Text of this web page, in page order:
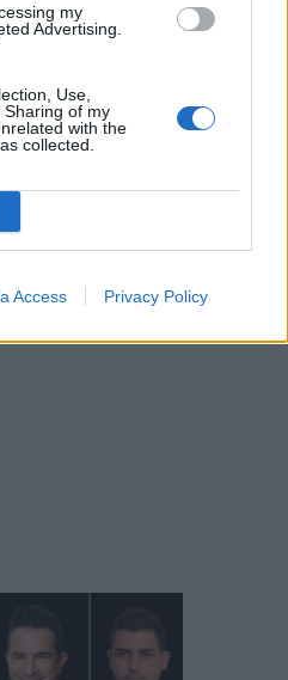
my
Advertising.
Use,
of my
with the
collected.
Access Privacy Policy